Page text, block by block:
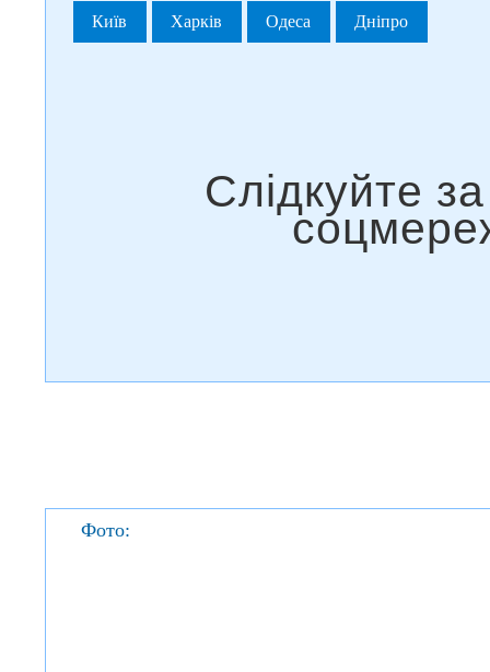
Київ Харків Одеса Дніпро
Фото: